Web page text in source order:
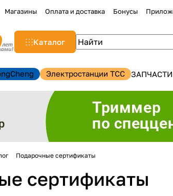
Магазины Оплата и доставка Бонусы
Каталог
Электростанции TCC ЗАПЧАСТИ
Подарочные сертификаты
сертификаты
Для
на